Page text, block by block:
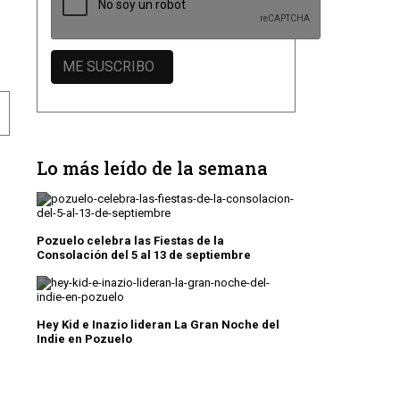
MUNICIPAL
Lo más leído de la semana
Pozuelo celebra las Fiestas de la
Consolación del 5 al 13 de septiembre
Hey Kid e Inazio lideran La Gran Noche del
Indie en Pozuelo